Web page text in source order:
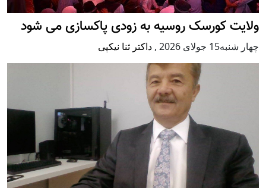
ولایت کورسک روسیه به زودی پاکسازی می شود
چهار شنبه15 جولای 2026 , داکتر ثنا نیکپی